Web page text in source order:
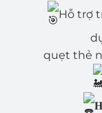
Hỗ trợ
quẹt thẻ